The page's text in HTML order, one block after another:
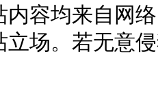
内容均来自网
立场。若无意